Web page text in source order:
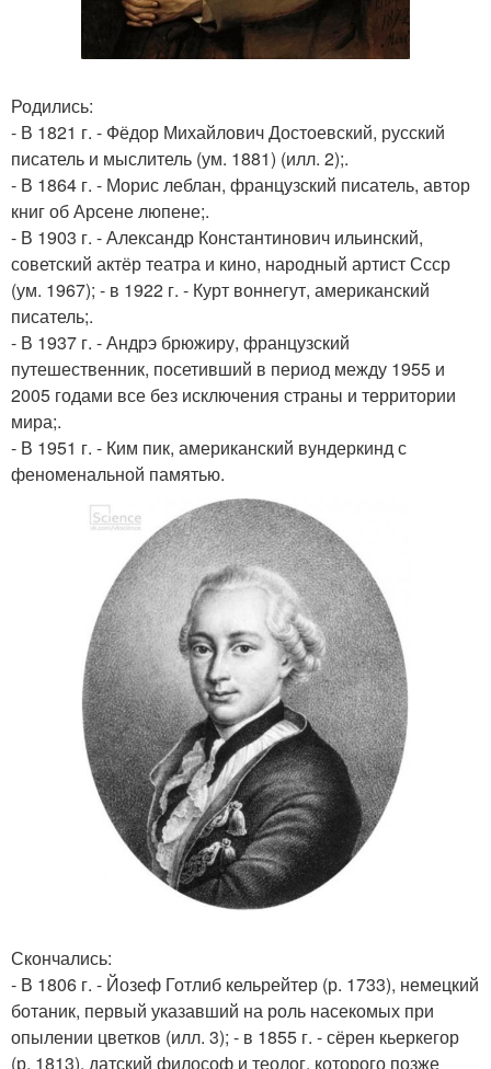
Родились:
- В 1821 г. - Фёдор Михайлович Достоевский, русский
писатель и мыслитель (ум. 1881) (илл. 2);.
- В 1864 г. - Морис леблан, французский писатель, автор
книг об Арсене люпене;.
- В 1903 г. - Александр Константинович ильинский,
советский актёр театра и кино, народный артист Ссср
(ум. 1967); - в 1922 г. - Курт воннегут, американский
писатель;.
- В 1937 г. - Андрэ брюжиру, французский
путешественник, посетивший в период между 1955 и
2005 годами все без исключения страны и территории
мира;.
- В 1951 г. - Ким пик, американский вундеркинд с
феноменальной памятью.
Скончались:
- В 1806 г. - Йозеф Готлиб кельрейтер (р. 1733), немецкий
ботаник, первый указавший на роль насекомых при
опылении цветков (илл. 3); - в 1855 г. - сёрен кьеркегор
(р. 1813), датский философ и теолог, которого позже